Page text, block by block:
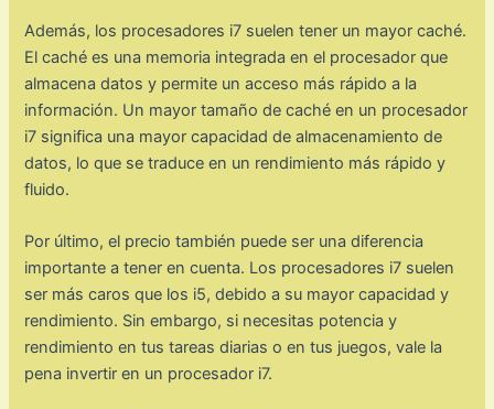
Además, los procesadores i7 suelen tener un mayor caché.
El caché es una memoria integrada en el procesador que
almacena datos y permite un acceso más rápido a la
información. Un mayor tamaño de caché en un procesador
i7 significa una mayor capacidad de almacenamiento de
datos, lo que se traduce en un rendimiento más rápido y
fluido.
Por último, el precio también puede ser una diferencia
importante a tener en cuenta. Los procesadores i7 suelen
ser más caros que los i5, debido a su mayor capacidad y
rendimiento. Sin embargo, si necesitas potencia y
rendimiento en tus tareas diarias o en tus juegos, vale la
pena invertir en un procesador i7.